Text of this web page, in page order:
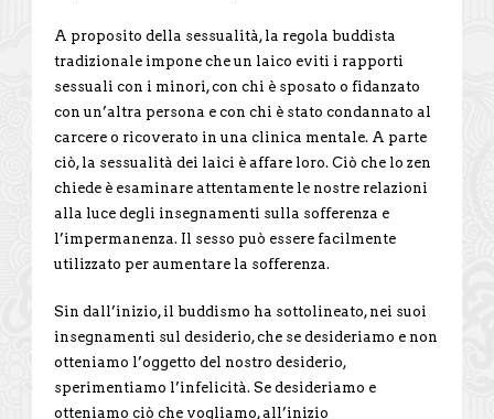
A proposito della sessualità, la regola buddista
tradizionale impone che un laico eviti i rapporti
sessuali con i minori, con chi è sposato o fidanzato
con un’altra persona e con chi è stato condannato al
carcere o ricoverato in una clinica mentale. A parte
ciò, la sessualità dei laici è affare loro. Ciò che lo zen
chiede è esaminare attentamente le nostre relazioni
alla luce degli insegnamenti sulla sofferenza e
l’impermanenza. Il sesso può essere facilmente
utilizzato per aumentare la sofferenza.
Sin dall’inizio, il buddismo ha sottolineato, nei suoi
insegnamenti sul desiderio, che se desideriamo e non
otteniamo l’oggetto del nostro desiderio,
sperimentiamo l’infelicità. Se desideriamo e
otteniamo ciò che vogliamo, all’inizio